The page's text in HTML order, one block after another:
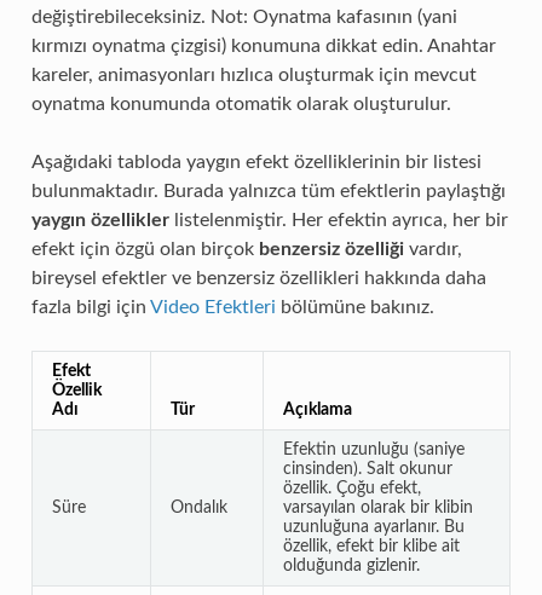
değiştirebileceksiniz. Not: Oynatma kafasının (yani
kırmızı oynatma çizgisi) konumuna dikkat edin. Anahtar
kareler, animasyonları hızlıca oluşturmak için mevcut
oynatma konumunda otomatik olarak oluşturulur.
Aşağıdaki tabloda yaygın efekt özelliklerinin bir listesi
bulunmaktadır. Burada yalnızca tüm efektlerin paylaştığı
yaygın özelliklerlistelenmiştir. Her efektin ayrıca, her bir
efekt için özgü olan birçok benzersiz özelliğivardır,
bireysel efektler ve benzersiz özellikleri hakkında daha
fazla bilgi için Video Efektleri bölümüne bakınız.
Efekt
Özellik
Adı
Tür Açıklama
Süre Ondalık
Efektin uzunluğu (saniye
cinsinden). Salt okunur
özellik. Çoğu efekt,
varsayılan olarak bir klibin
uzunluğuna ayarlanır. Bu
özellik, efekt bir klibe ait
olduğunda gizlenir.